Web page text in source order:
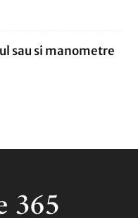
sau si manometre